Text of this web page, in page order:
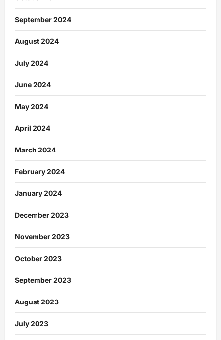
September 2024
August 2024
July 2024
June 2024
May 2024
April 2024
March 2024
February 2024
January 2024
December 2023
November 2023
October 2023
September 2023
August 2023
July 2023